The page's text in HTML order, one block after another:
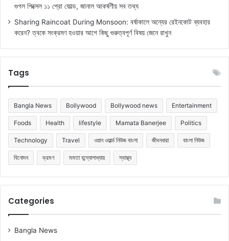
গুগল পিক্সেল ১১ প্রো ফোল্ড, জানাল আকর্ষণীয় সব তথ্য
Sharing Raincoat During Monsoon: বর্ষাকালে অন্যের রেইনকোট ব্যবহার
করেন? ত্বকে সংক্রমণ হওয়ার আগে কিছু গুরুত্বপূর্ণ বিষয় জেনে রাখুন
Tags
Bangla News Bollywood Bollywood news Entertainment
Foods Health lifestyle Mamata Banerjee Politics
Technology Travel ওয়ান ওয়ার্ল্ড নিউজ বাংলা জীবনধারা বাংলা নিউজ
বিনোদন ভ্রমণ মমতা বন্দ্যোপাধ্যায় স্বাস্থ্য
Categories
Bangla News